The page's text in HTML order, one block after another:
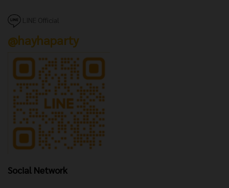
@hayhaparty
Social Network